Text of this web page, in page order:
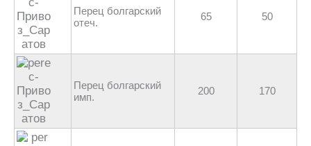
Перец болгарский
отеч.
65 50
Перец болгарский
имп.
200 170